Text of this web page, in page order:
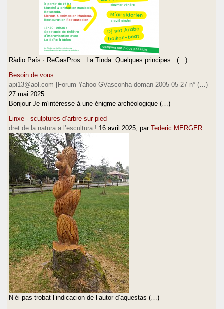
Ràdio País · ReGasPros : La Tinda. Quelques principes : (…)
Besoin de vous
api13@aol.com [Forum Yahoo GVasconha-doman 2005-05-27 n° (…)
27 mai 2025
Bonjour Je m'intéresse à une énigme archéologique (…)
Linxe - sculptures d’arbre sur pied
dret de la natura a l’escultura ! 16 avril 2025 , par Tederic MERGER
N’èi pas trobat l’indicacion de l’autor d’aquestas (…)